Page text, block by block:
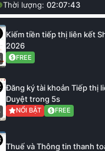
Thời lượng: 02:07:43
Kiếm tiền tiếp thị liên kết
2026
FREE
Đăng ký tài khoản Tiếp thị
Duyệt trong 5s
NỔI BẬT FREE
Thuế và Thông tin thanh